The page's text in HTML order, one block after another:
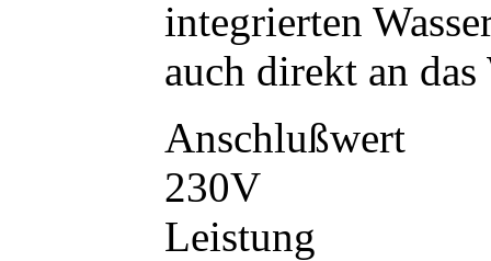
integrierten
auch direkt an das
Anschlußwert
230V
Leistung